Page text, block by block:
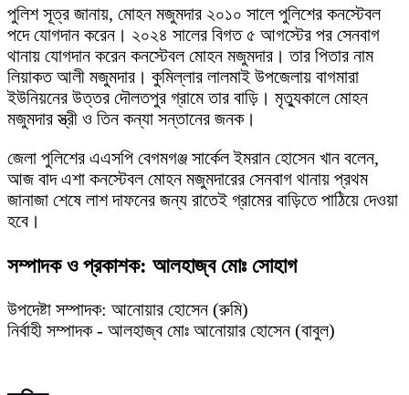
পুলিশ সূত্র জানায়, মোহন মজুমদার ২০১০ সালে পুলিশের কনস্টেবল
পদে যোগদান করেন। ২০২৪ সালের বিগত ৫ আগস্টের পর সেনবাগ
থানায় যোগদান করেন কনস্টেবল মোহন মজুমদার। তার পিতার নাম
লিয়াকত আলী মজুমদার। কুমিল্লার লালমাই উপজেলায় বাগমারা
ইউনিয়নের উত্তর দৌলতপুর গ্রামে তার বাড়ি। মৃত্যুকালে মোহন
মজুমদার স্ত্রী ও তিন কন্যা সন্তানের জনক।
জেলা পুলিশের এএসপি বেগমগঞ্জ সার্কেল ইমরান হোসেন খান বলেন,
আজ বাদ এশা কনস্টেবল মোহন মজুমদারের সেনবাগ থানায় প্রথম
জানাজা শেষে লাশ দাফনের জন্য রাতেই গ্রামের বাড়িতে পাঠিয়ে দেওয়া
হবে।
সম্পাদক ও প্রকাশক: আলহাজ্ব মোঃ সোহাগ
উপদেষ্টা সম্পাদক: আনোয়ার হোসেন (রুমি)
নির্বাহী সম্পাদক - আলহাজ্ব মোঃ আনোয়ার হোসেন (বাবুল)